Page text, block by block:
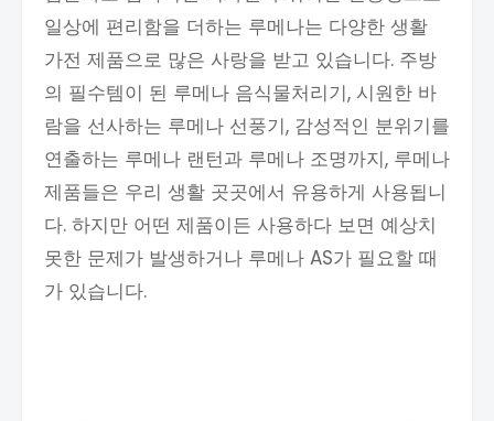
일상에 편리함을 더하는 루메나는 다양한 생활
가전 제품으로 많은 사랑을 받고 있습니다. 주방
의 필수템이 된 루메나 음식물처리기, 시원한 바
람을 선사하는 루메나 선풍기, 감성적인 분위기를
연출하는 루메나 랜턴과 루메나 조명까지, 루메나
제품들은 우리 생활 곳곳에서 유용하게 사용됩니
다. 하지만 어떤 제품이든 사용하다 보면 예상치
못한 문제가 발생하거나 루메나 AS가 필요할 때
가 있습니다.